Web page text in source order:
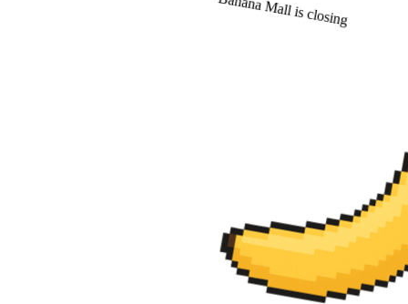
Banana Mall is closing